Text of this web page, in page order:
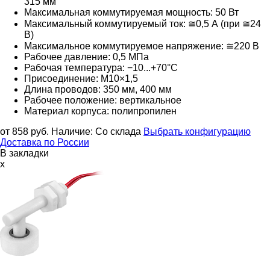
Максимальная коммутируемая мощность: 50 Вт
Максимальный коммутируемый ток: ≅0,5 А (при ≅24
В)
Максимальное коммутируемое напряжение: ≅220 В
Рабочее давление: 0,5 МПа
Рабочая температура: −10...+70°С
Присоединение: M10×1,5
Длина проводов: 350 мм, 400 мм
Рабочее положение: вертикальное
Материал корпуса: полипропилен
от 858 руб. Наличие: Со склада Выбрать конфигурацию
Доставка по России
В закладки
x